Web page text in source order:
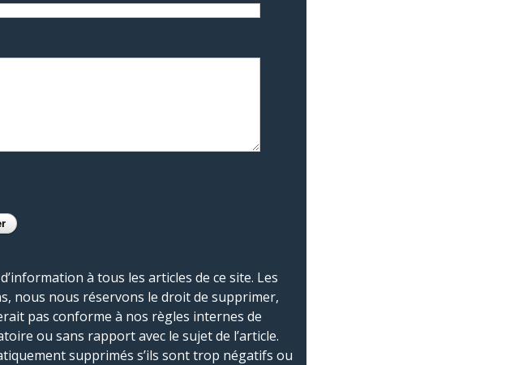
à tous les articles de ce site. Les
nous nous réservons le droit de supprimer,
pas conforme à nos règles internes de
ou sans rapport avec le sujet de l’article.
supprimés s’ils sont trop négatifs ou